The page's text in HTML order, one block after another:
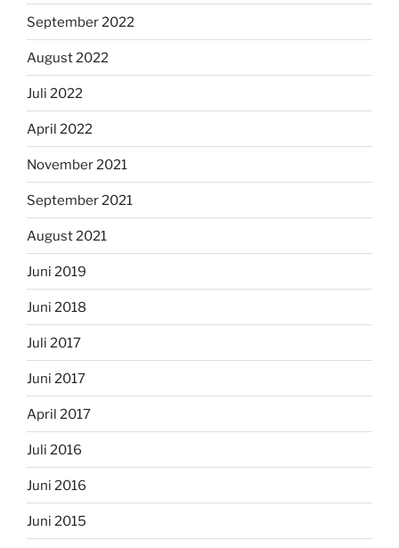
September 2022
August 2022
Juli 2022
April 2022
November 2021
September 2021
August 2021
Juni 2019
Juni 2018
Juli 2017
Juni 2017
April 2017
Juli 2016
Juni 2016
Juni 2015